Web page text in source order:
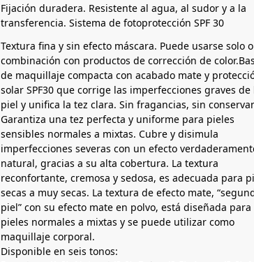
Fijación duradera. Resistente al agua, al sudor y a la
transferencia. Sistema de fotoprotección SPF 30
Textura fina y sin efecto máscara. Puede usarse solo
combinación con productos de corrección de
de maquillaje compacta con acabado mate y
solar SPF30 que corrige las imperfecciones graves de
piel y unifica la tez clara. Sin fragancias, sin
Garantiza una tez perfecta y uniforme para pieles
sensibles normales a mixtas. Cubre y disimula
imperfecciones severas con un efecto
natural, gracias a su alta cobertura. La textura
reconfortante, cremosa y sedosa, es adecuada para
secas a muy secas. La textura de efecto mate,
piel” con su efecto mate en polvo, está diseñada para
pieles normales a mixtas y se puede utilizar como
maquillaje corporal.
Disponible en seis tonos: